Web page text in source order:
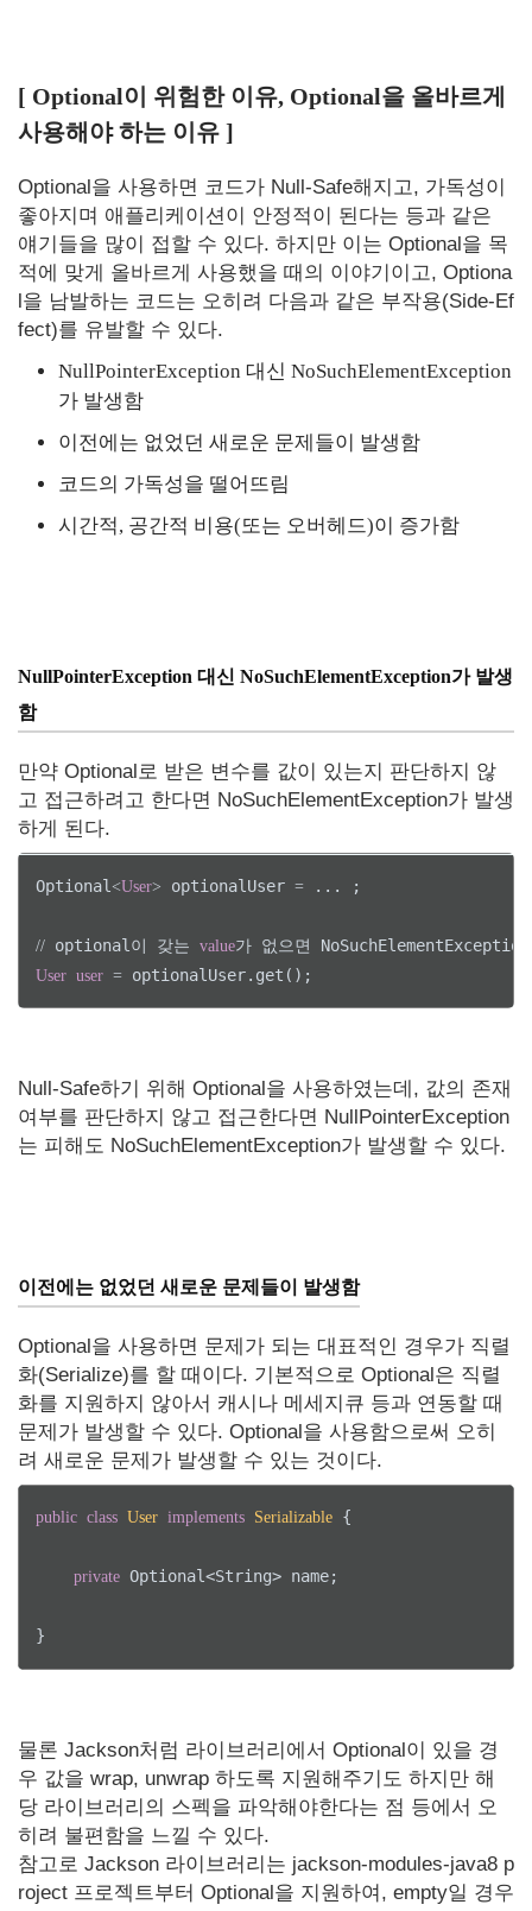
[ Optional이 위험한 이유, Optional을 올바르게
사용해야 하는 이유 ]
Optional을 사용하면 코드가 Null-Safe해지고, 가독성이
좋아지며 애플리케이션이 안정적이 된다는 등과 같은
얘기들을 많이 접할 수 있다. 하지만 이는 Optional을 목
적에 맞게 올바르게 사용했을 때의 이야기이고, Optiona
l을 남발하는 코드는 오히려 다음과 같은 부작용(Side-Ef
fect)를 유발할 수 있다.
NullPointerException 대신 NoSuchElementException
가 발생함
이전에는 없었던 새로운 문제들이 발생함
코드의 가독성을 떨어뜨림
시간적, 공간적 비용(또는 오버헤드)이 증가함
NullPointerException 대신 NoSuchElementException가 발생
함
만약 Optional로 받은 변수를 값이 있는지 판단하지 않
고 접근하려고 한다면 NoSuchElementException가 발생
하게 된다.
Optional <User> optionalUser = ... ;
// optional이 갖는 value
User user =
Null-Safe하기 위해 Optional을 사용하였는데, 값의 존재
여부를 판단하지 않고 접근한다면 NullPointerException
는 피해도 NoSuchElementException가 발생할 수 있다.
이전에는 없었던 새로운 문제들이 발생함
Optional을 사용하면 문제가 되는 대표적인 경우가 직렬
화(Serialize)를 할 때이다. 기본적으로 Optional은 직렬
화를 지원하지 않아서 캐시나 메세지큐 등과 연동할 때
문제가 발생할 수 있다. Optional을 사용함으로써 오히
려 새로운 문제가 발생할 수 있는 것이다.
public class User implements Serializable {
private Optional<String> name;
}
물론 Jackson처럼 라이브러리에서 Optional이 있을 경
우 값을 wrap, unwrap 하도록 지원해주기도 하지만 해
당 라이브러리의 스펙을 파악해야한다는 점 등에서 오
히려 불편함을 느낄 수 있다.
참고로 Jackson 라이브러리는 jackson-modules-java8 p
roject 프로젝트부터 Optional을 지원하여, empty일 경우